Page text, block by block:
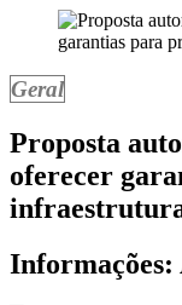
Geral
Proposta
oferecer
Informações: